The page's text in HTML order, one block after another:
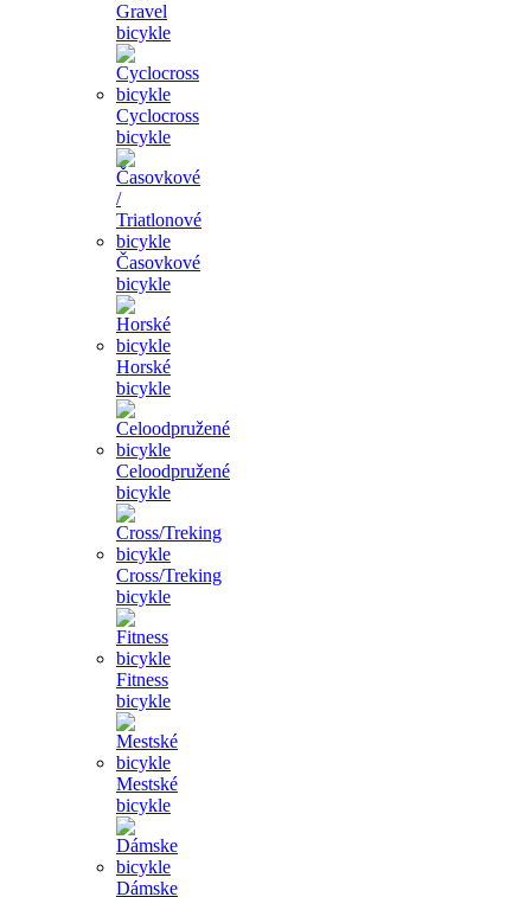
Gravel
bicykle
Cyclocross
bicykle
Časovkové
bicykle
Horské
bicykle
Celoodpružené
bicykle
Cross/Treking
bicykle
Fitness
bicykle
Mestské
bicykle
Dámske